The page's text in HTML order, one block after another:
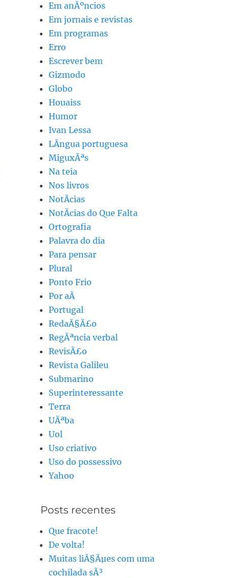
Em anÃºncios
Em jornais e revistas
Em programas
Erro
Escrever bem
Gizmodo
Globo
Houaiss
Humor
Ivan Lessa
LÃ­ngua portuguesa
MiguxÃªs
Na teia
Nos livros
NotÃ­cias
NotÃ­cias do Que Falta
Ortografia
Palavra do dia
Para pensar
Plural
Ponto Frio
Por aÃ­
Portugal
RedaÃ§Ã£o
RegÃªncia verbal
RevisÃ£o
Revista Galileu
Submarino
Superinteressante
Terra
UÃªba
Uol
Uso criativo
Uso do possessivo
Yahoo
Posts recentes
Que fracote!
De volta!
Muitas liÃ§Ãµes com uma
cochilada sÃ³